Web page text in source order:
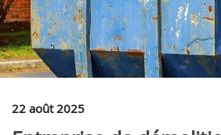
22 août 2025